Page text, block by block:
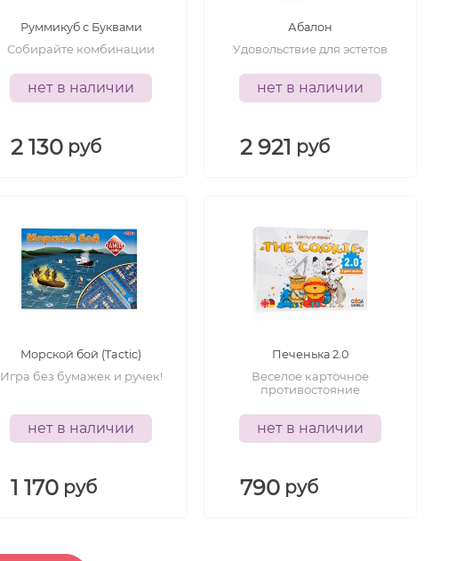
Руммикуб c Буквами
Собирайте комбинации
нет в наличии
2 130 руб
Абалон
Удовольствие для эстетов
нет в наличии
2 921 руб
Морской бой (Tactic)
Игра без бумажек и ручек!
нет в наличии
1 170 руб
Печенька 2.0
Веселое карточное
противостояние
нет в наличии
790 руб